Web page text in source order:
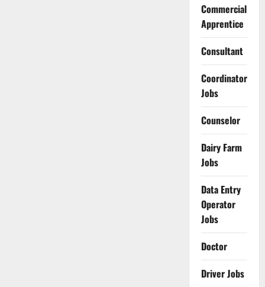
Commercial
Apprentice
Consultant
Coordinator
Jobs
Counselor
Dairy Farm
Jobs
Data Entry
Operator
Jobs
Doctor
Driver Jobs